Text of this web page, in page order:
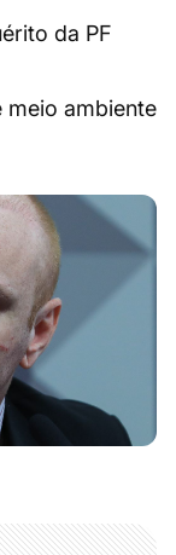
da PF
meio ambiente